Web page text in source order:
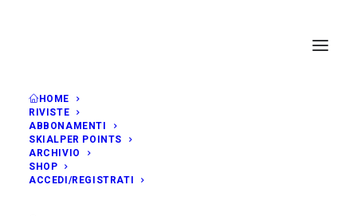
HOME
RIVISTE
ABBONAMENTI
SKIALPER POINTS
ARCHIVIO
SHOP
ACCEDI/REGISTRATI